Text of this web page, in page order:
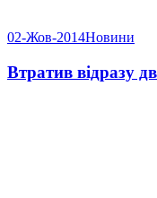
02-Жов-2014Новини
Втратив відразу